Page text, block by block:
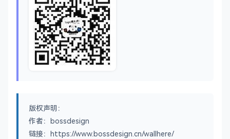
版权声明：
作者：bossdesign
链接：https://www.bossdesign.cn/wallhere/